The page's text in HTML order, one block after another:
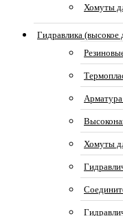
Хомуты
Гидравлика (высокое
Хомуты